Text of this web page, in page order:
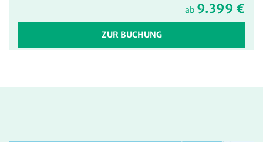
ab 9.399 €
ZUR BUCHUNG